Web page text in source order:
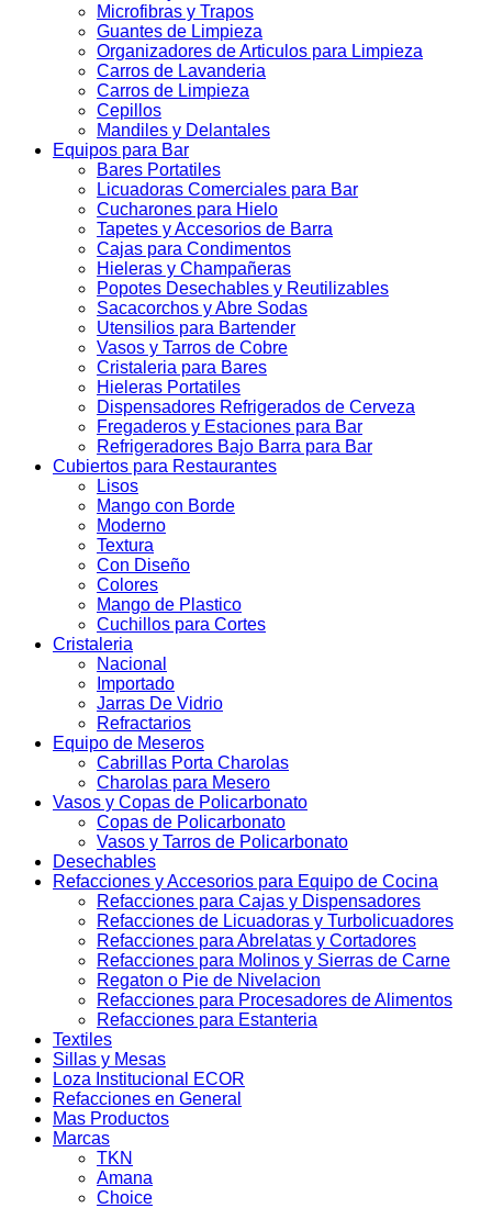
Microfibras y Trapos
Guantes de Limpieza
Organizadores de Articulos para Limpieza
Carros de Lavanderia
Carros de Limpieza
Cepillos
Mandiles y Delantales
Equipos para Bar
Bares Portatiles
Licuadoras Comerciales para Bar
Cucharones para Hielo
Tapetes y Accesorios de Barra
Cajas para Condimentos
Hieleras y Champañeras
Popotes Desechables y Reutilizables
Sacacorchos y Abre Sodas
Utensilios para Bartender
Vasos y Tarros de Cobre
Cristaleria para Bares
Hieleras Portatiles
Dispensadores Refrigerados de Cerveza
Fregaderos y Estaciones para Bar
Refrigeradores Bajo Barra para Bar
Cubiertos para Restaurantes
Lisos
Mango con Borde
Moderno
Textura
Con Diseño
Colores
Mango de Plastico
Cuchillos para Cortes
Cristaleria
Nacional
Importado
Jarras De Vidrio
Refractarios
Equipo de Meseros
Cabrillas Porta Charolas
Charolas para Mesero
Vasos y Copas de Policarbonato
Copas de Policarbonato
Vasos y Tarros de Policarbonato
Desechables
Refacciones y Accesorios para Equipo de Cocina
Refacciones para Cajas y Dispensadores
Refacciones de Licuadoras y Turbolicuadores
Refacciones para Abrelatas y Cortadores
Refacciones para Molinos y Sierras de Carne
Regaton o Pie de Nivelacion
Refacciones para Procesadores de Alimentos
Refacciones para Estanteria
Textiles
Sillas y Mesas
Loza Institucional ECOR
Refacciones en General
Mas Productos
Marcas
TKN
Amana
Choice